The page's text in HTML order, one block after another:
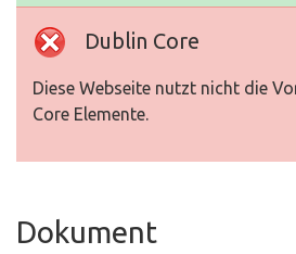
Dublin Core
Diese Webseite nutzt nicht die
Core Elemente.
Dokument